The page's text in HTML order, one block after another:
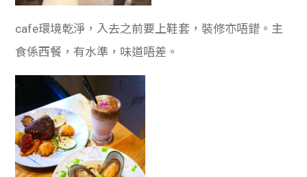
cafe環境乾淨，入去之前要上鞋套，裝修亦唔錯。主
食係西餐，有水準，味道唔差。